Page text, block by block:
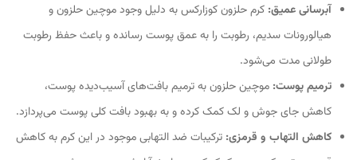
آبرسانی عمیق: کرم حلزون کوزارکس به دلیل وجود موچین حلزون و
هیالورونات سدیم، رطوبت را به عمق پوست رسانده و باعث حفظ رطوبت
طولانی مدت می‌شود.
ترمیم پوست: موچین حلزون به ترمیم بافت‌های آسیب‌دیده پوست،
کاهش جای جوش و لک کمک کرده و به بهبود بافت کلی پوست می‌پردازد.
کاهش التهاب و قرمزی: ترکیبات ضد التهابی موجود در این کرم به کاهش